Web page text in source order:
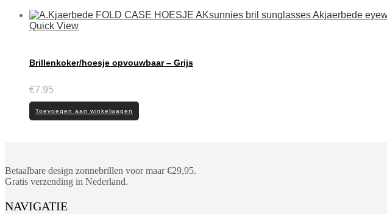
Quick View
Brillenkoker/hoesje opvouwbaar – Grijs
€7.95
Toevoegen aan winkelwagen
Betaalbare design zonnebrillen voor maar €29,95.
Gratis verzending in Nederland.
NAVIGATIE